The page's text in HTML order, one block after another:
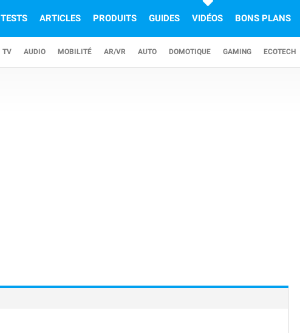
TESTS ARTICLES PRODUITS GUIDES VIDÉOS BONS PLANS
TV AUDIO MOBILITÉ AR/VR AUTO DOMOTIQUE GAMING ECOTECH